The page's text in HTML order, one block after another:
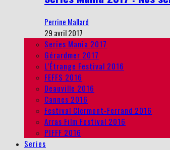
Perrine Mallard
29 avril 2017
Series Mania 2017
Gérardmer 2017
L’Étrange Festival 2016
FEFFS 2016
Deauville 2016
Cannes 2016
Festival Clermont-Ferrand 2016
Arras Film Festival 2016
PIFFF 2016
Series